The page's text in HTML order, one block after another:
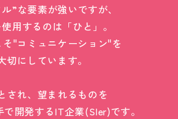
”な要素が強いですが、
用するのは「ひと」。
そ"コミュニケーション"を
切にしています。
され、望まれるものを
で開発するIT企業(SIer)です。